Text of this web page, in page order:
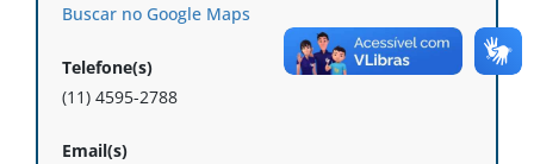
Buscar no Google Maps
Telefone(s)
(11) 4595-2788
Email(s)